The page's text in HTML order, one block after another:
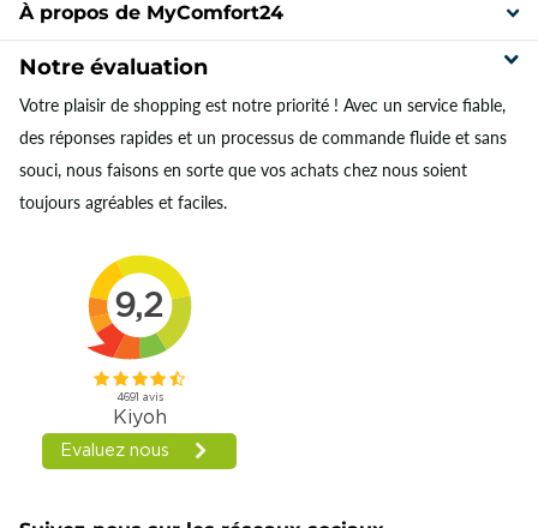
À propos de MyComfort24
Notre évaluation
Votre plaisir de shopping est notre priorité ! Avec un service fiable,
des réponses rapides et un processus de commande fluide et sans
souci, nous faisons en sorte que vos achats chez nous soient
toujours agréables et faciles.